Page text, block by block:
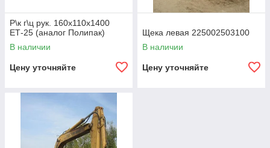
Р\к г\ц рук. 160х110х1400
ЕТ-25 (аналог Полипак)
В наличии
Цену уточняйте
Щека левая 225002503100
В наличии
Цену уточняйте